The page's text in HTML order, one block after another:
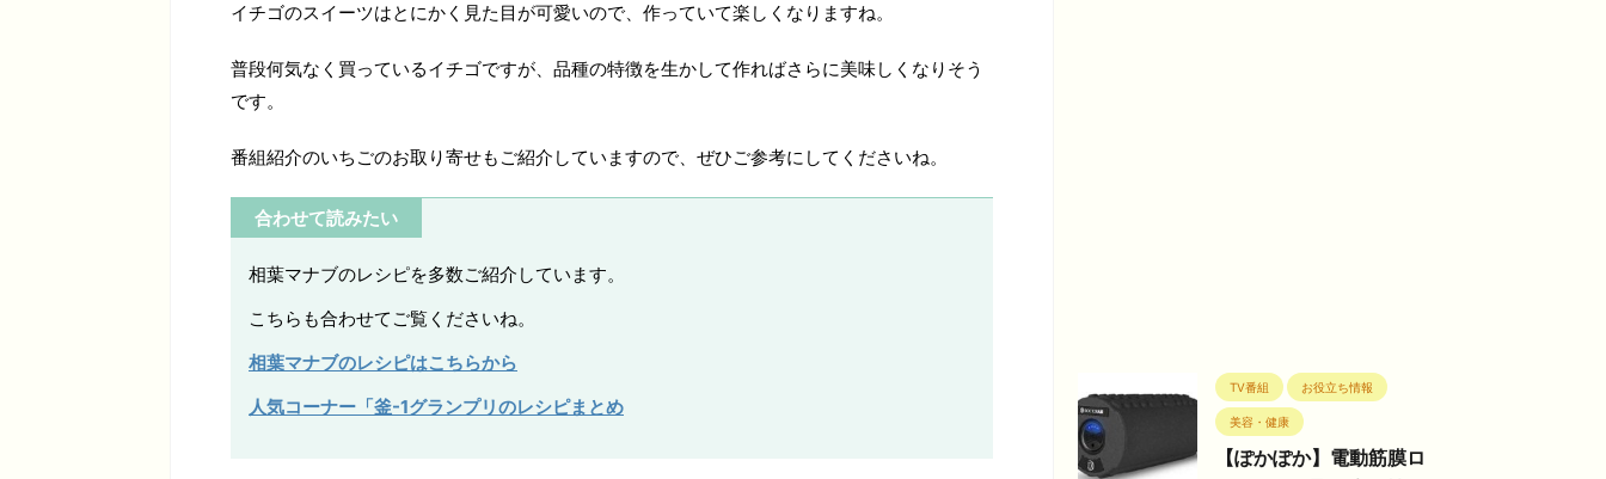
イチゴのスイーツはとにかく見た目が可愛いので、作っていて楽しくなりますね。
普段何気なく買っているイチゴですが、品種の特徴を生かして作ればさらに美味しくなりそう
です。
番組紹介のいちごのお取り寄せもご紹介していますので、ぜひご参考にしてくださいね。
合わせて読みたい
相葉マナブのレシピを多数ご紹介しています。
こちらも合わせてご覧くださいね。
相葉マナブのレシピはこちらから
人気コーナー「釜-1グランプリのレシピまとめ
TV番組 お役立ち情報
美容・健康
【ぽかぽか】電動筋膜ロ